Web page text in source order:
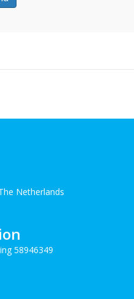
Netherlands
58946349